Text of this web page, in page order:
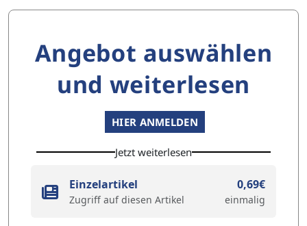
Angebot auswählen
und weiterlesen
HIER ANMELDEN
Jetzt weiterlesen
Einzelartikel
Zugriff auf diesen Artikel
0,69€
einmalig